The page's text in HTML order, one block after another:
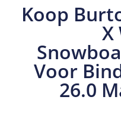
Koop
X
Voor
26.0